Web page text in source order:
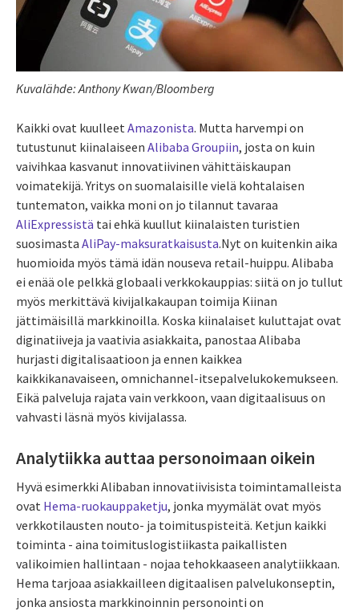
Kuvalähde: Anthony Kwan/Bloomberg
Kaikki ovat kuulleetAmazonista. Mutta harvempi on
tutustunut kiinalaiseen Alibaba Groupiin, josta on kuin
vaivihkaa kasvanut innovatiivinen vähittäiskaupan
voimatekijä. Yritys on suomalaisille vielä kohtalaisen
tuntematon, vaikka moni on jo tilannut tavaraa
AliExpressistä tai ehkä kuullut kiinalaisten turistien
suosimasta AliPay-maksuratkaisusta.Nyt on kuitenkin aika
huomioida myös tämä idän nouseva retail-huippu. Alibaba
ei enää ole pelkkä globaali verkkokauppias: siitä on jo tullut
myös merkittävä kivijalkakaupan toimija Kiinan
jättimäisillä markkinoilla. Koska kiinalaiset kuluttajat ovat
diginatiiveja ja vaativia asiakkaita, panostaa Alibaba
hurjasti digitalisaatioon ja ennen kaikkea
kaikkikanavaiseen, omnichannel-itsepalvelukokemukseen.
Eikä palveluja rajata vain verkkoon, vaan digitaalisuus on
vahvasti läsnä myös kivijalassa.
Analytiikka auttaa personoimaan oikein
Hyvä esimerkki Alibaban innovatiivisista toimintamalleista
ovat Hema-ruokauppaketju, jonka myymälät ovat myös
verkkotilausten nouto- ja toimituspisteitä. Ketjun kaikki
toiminta - aina toimituslogistiikasta paikallisten
valikoimien hallintaan - nojaa tehokkaaseen analytiikkaan.
Hema tarjoaa asiakkailleen digitaalisen palvelukonseptin,
jonka ansiosta markkinoinnin personointi on